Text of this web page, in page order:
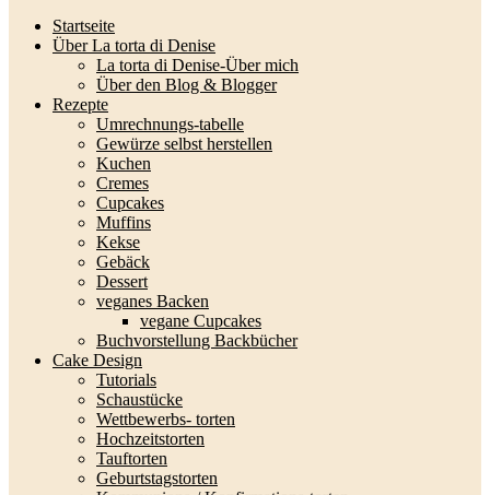
Startseite
Über La torta di Denise
La torta di Denise-Über mich
Über den Blog & Blogger
Rezepte
Umrechnungs-tabelle
Gewürze selbst herstellen
Kuchen
Cremes
Cupcakes
Muffins
Kekse
Gebäck
Dessert
veganes Backen
vegane Cupcakes
Buchvorstellung Backbücher
Cake Design
Tutorials
Schaustücke
Wettbewerbs- torten
Hochzeitstorten
Tauftorten
Geburtstagstorten